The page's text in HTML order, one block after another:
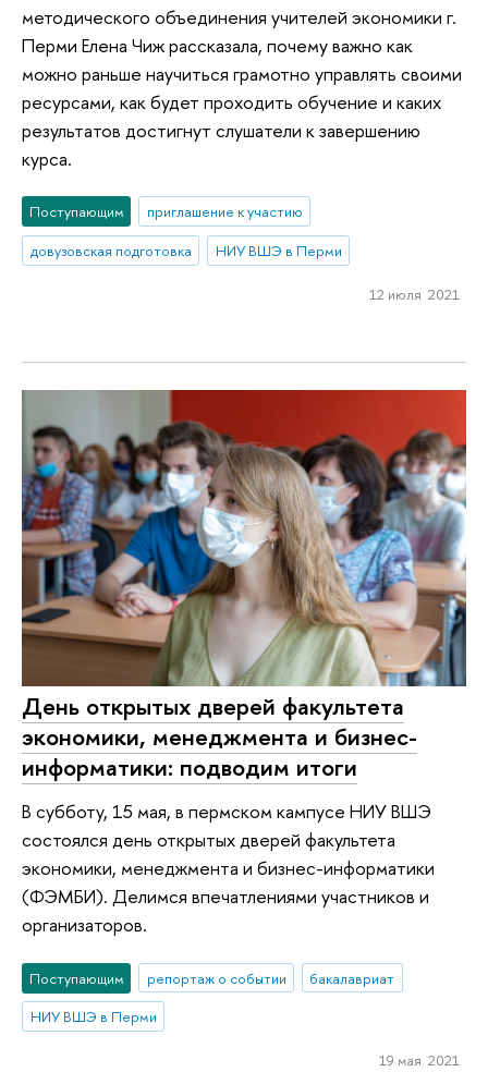
методического объединения учителей экономики г.
Перми Елена Чиж рассказала, почему важно как
можно раньше научиться грамотно управлять своими
ресурсами, как будет проходить обучение и каких
результатов достигнут слушатели к завершению
курса.
Поступающим
приглашение к участию
довузовская подготовка
НИУ ВШЭ в Перми
12 июля 2021
День открытых дверей факультета
экономики, менеджмента и бизнес-
информатики: подводим итоги
В субботу, 15 мая, в пермском кампусе НИУ ВШЭ
состоялся день открытых дверей факультета
экономики, менеджмента и бизнес-информатики
(ФЭМБИ). Делимся впечатлениями участников и
организаторов.
Поступающим репортаж о событии
бакалавриат
НИУ ВШЭ в Перми
19 мая 2021